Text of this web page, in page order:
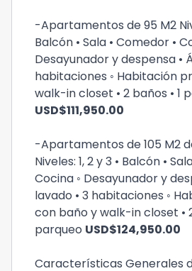
-Apartamentos de 95 M2
Balcón • Sala • Comedor •
Desayunador y despensa •
habitaciones ◦ Habitación
walk-in closet • 2 baños • 1
USD$111,950.00
-Apartamentos de 105 M2
Niveles: 1, 2 y 3 • Balcón •
Cocina ◦ Desayunador y
lavado • 3 habitaciones ◦
con baño y walk-in closet •
parqueo USD$124,950.00
Características Generales